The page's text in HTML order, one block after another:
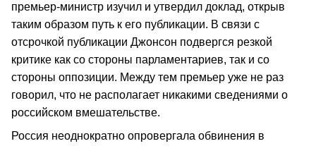
премьер-министр изучил и утвердил доклад, открыв
таким образом путь к его публикации. В связи с
отсрочкой публикации Джонсон подвергся резкой
критике как со стороны парламентариев, так и со
стороны оппозиции. Между тем премьер уже не раз
говорил, что не располагает никакими сведениями о
российском вмешательстве.
Россия неоднократно опровергала обвинения в